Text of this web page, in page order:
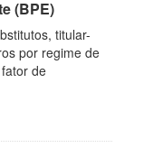
(BPE)
titular-
por regime de
de